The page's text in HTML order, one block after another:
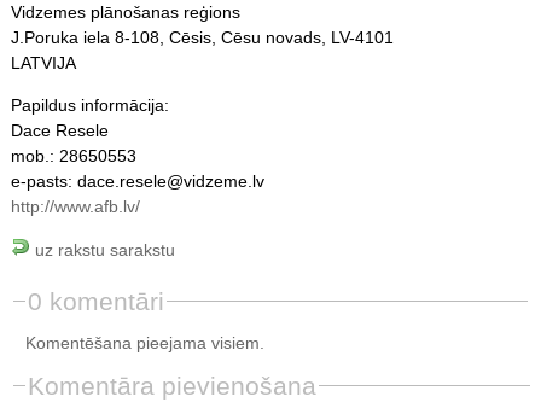
Vidzemes plānošanas reģions
J.Poruka iela 8-108, Cēsis, Cēsu novads, LV-4101
LATVIJA
Papildus informācija:
Dace Resele
mob.: 28650553
e-pasts: dace.resele@vidzeme.lv
http://www.afb.lv/
uz rakstu sarakstu
0 komentāri
Komentēšana pieejama visiem.
Komentāra pievienošana